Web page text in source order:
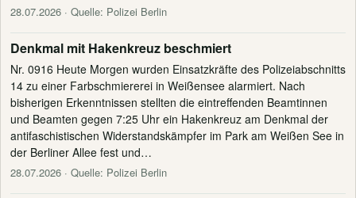
28.07.2026 · Quelle: Polizei Berlin
Denkmal mit Hakenkreuz beschmiert
Nr. 0916 Heute Morgen wurden Einsatzkräfte des Polizeiabschnitts
14 zu einer Farbschmiererei in Weißensee alarmiert. Nach
bisherigen Erkenntnissen stellten die eintreffenden Beamtinnen
und Beamten gegen 7:25 Uhr ein Hakenkreuz am Denkmal der
antifaschistischen Widerstandskämpfer im Park am Weißen See in
der Berliner Allee fest und…
28.07.2026 · Quelle: Polizei Berlin